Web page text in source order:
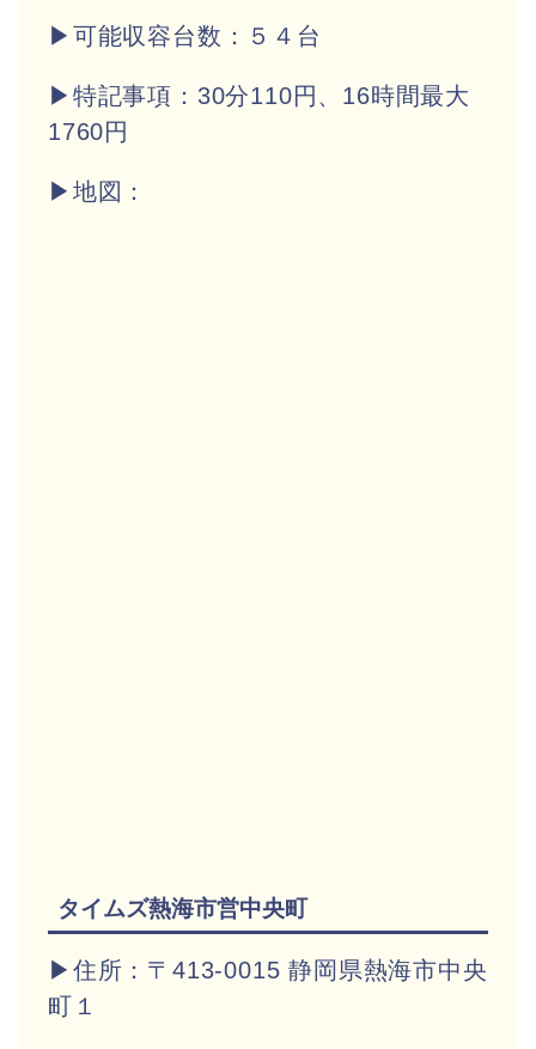
▶ 可能収容台数：５４台
▶特記事項：30分110円、16時間最大
1760円
▶地図：
タイムズ熱海市営中央町
▶住所：〒413-0015 静岡県熱海市中央
町１